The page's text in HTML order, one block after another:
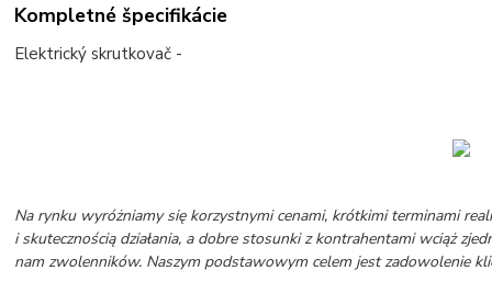
Kompletné špecifikácie
Elektrický skrutkovač -
Na rynku wyróżniamy się korzystnymi cenami, krótkimi terminami
i skutecznością działania, a dobre stosunki z kontrahentami wciąż
nam zwolenników. Naszym podstawowym celem jest zadowolenie